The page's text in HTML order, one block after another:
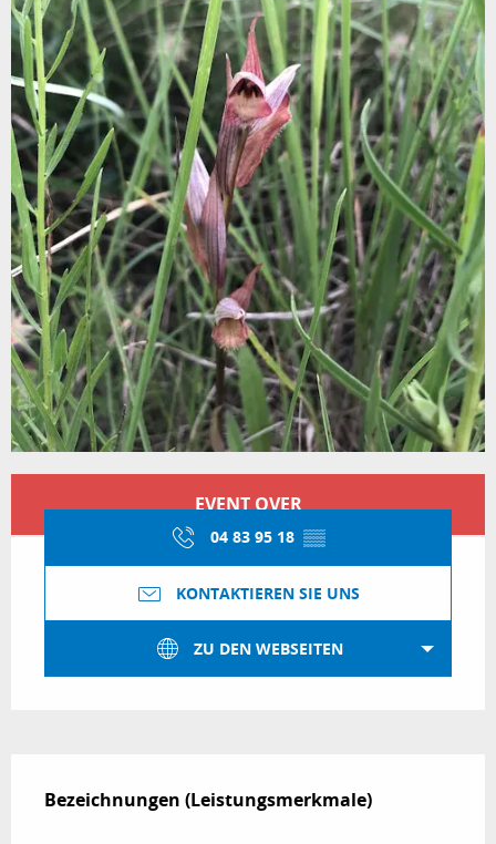
Öffnungszeiten & Kontaktdaten
EVENT OVER
04 83 95 18 ▒▒
KONTAKTIEREN SIE UNS
ZU DEN WEBSEITEN
Bezeichnungen (Leistungsmerkmale)
Bezeichnungen (Leistungsmerkmale)